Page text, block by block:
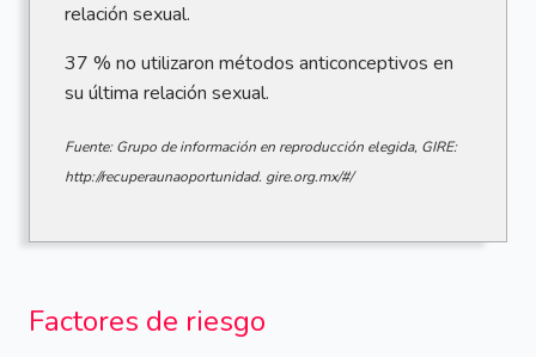
relación sexual.
37 % no utilizaron métodos anticonceptivos en
su última relación sexual.
Fuente: Grupo de información en reproducción elegida, GIRE:
http://recuperaunaoportunidad. gire.org.mx/#/
Factores de riesgo